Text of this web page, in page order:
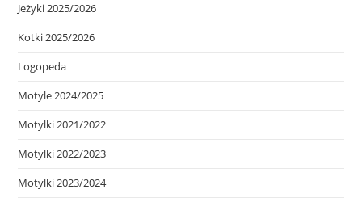
Jeżyki 2025/2026
Kotki 2025/2026
Logopeda
Motyle 2024/2025
Motylki 2021/2022
Motylki 2022/2023
Motylki 2023/2024